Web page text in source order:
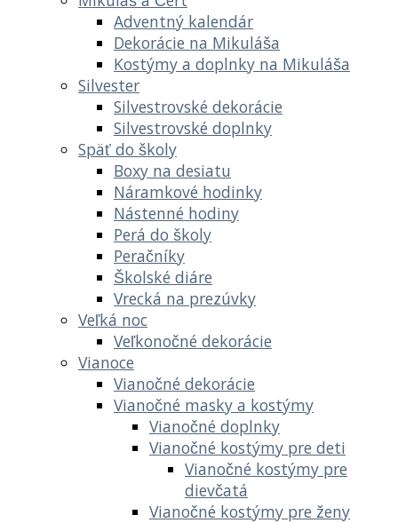
Adventný kalendár
Dekorácie na Mikuláša
Kostýmy a doplnky na Mikuláša
Silvester
Silvestrovské dekorácie
Silvestrovské doplnky
Späť do školy
Boxy na desiatu
Náramkové hodinky
Nástenné hodiny
Perá do školy
Peračníky
Školské diáre
Vrecká na prezúvky
Veľká noc
Veľkonočné dekorácie
Vianoce
Vianočné dekorácie
Vianočné masky a kostýmy
Vianočné doplnky
Vianočné kostýmy pre deti
Vianočné kostýmy pre
dievčatá
Vianočné kostýmy pre ženy